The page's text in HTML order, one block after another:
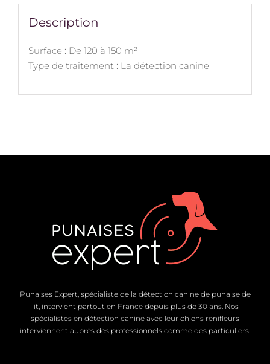
Description
Surface : De 120 à 150 m²
Type de traitement : La détection canine
Punaises Expert, spécialiste de la détection canine de punaise de
lit, intervient partout en France depuis plus de 30 ans. Nos
spécialistes en détection canine avec leur chiens renifleurs
interviennent auprès des professionnels comme des particuliers.